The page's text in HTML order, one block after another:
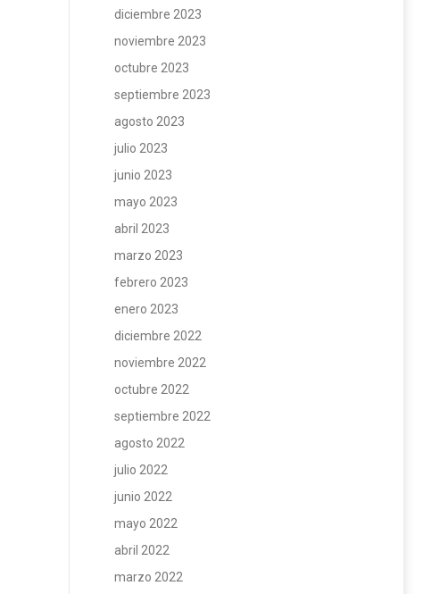
diciembre 2023
noviembre 2023
octubre 2023
septiembre 2023
agosto 2023
julio 2023
junio 2023
mayo 2023
abril 2023
marzo 2023
febrero 2023
enero 2023
diciembre 2022
noviembre 2022
octubre 2022
septiembre 2022
agosto 2022
julio 2022
junio 2022
mayo 2022
abril 2022
marzo 2022